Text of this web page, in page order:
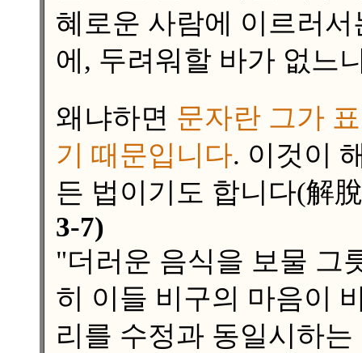
혜로운 사람에 이르러
에, 두려워할 바가 없느
왜냐하면 문자란 그가
기 때문입니다. 이것이
든 법이기도 합니다(解
3-7)
"더러운 음식을 보물 그
히 이들 비구의 마음이
리를 수정과 동일시하